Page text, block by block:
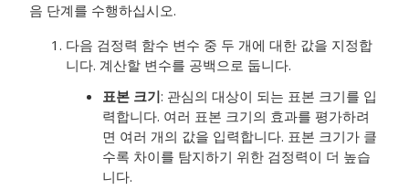
음 단계를 수행하십시오.
다음 검정력 함수 변수 중 두 개에 대한 값을 지정합
니다. 계산할 변수를 공백으로 둡니다.
표본 크기: 관심의 대상이 되는 표본 크기를 입
력합니다. 여러 표본 크기의 효과를 평가하려
면 여러 개의 값을 입력합니다. 표본 크기가 클
수록 차이를 탐지하기 위한 검정력이 더 높습
니다.